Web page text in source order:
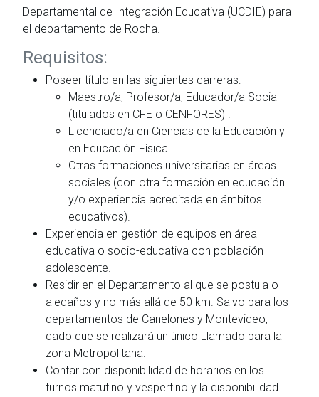
Departamental de Integración Educativa (UCDIE) para
el departamento de Rocha.
Requisitos:
Poseer título en las siguientes carreras:
Maestro/a, Profesor/a, Educador/a Social
(titulados en CFE o CENFORES) .
Licenciado/a en Ciencias de la Educación y
en Educación Física.
Otras formaciones universitarias en áreas
sociales (con otra formación en educación
y/o experiencia acreditada en ámbitos
educativos).
Experiencia en gestión de equipos en área
educativa o socio-educativa con población
adolescente.
Residir en el Departamento al que se postula o
aledaños y no más allá de 50 km. Salvo para los
departamentos de Canelones y Montevideo,
dado que se realizará un único Llamado para la
zona Metropolitana.
Contar con disponibilidad de horarios en los
turnos matutino y vespertino y la disponibilidad